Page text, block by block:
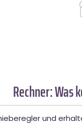
Rechner: Was
und